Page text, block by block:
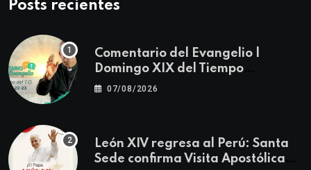
Posts recientes
Comentario del Evangelio |
Domingo XIX del Tiempo
Ordinario | Mateo 14, 22-23
07/08/2026
León XIV regresa al Perú: Santa
Sede confirma Visita Apostólica